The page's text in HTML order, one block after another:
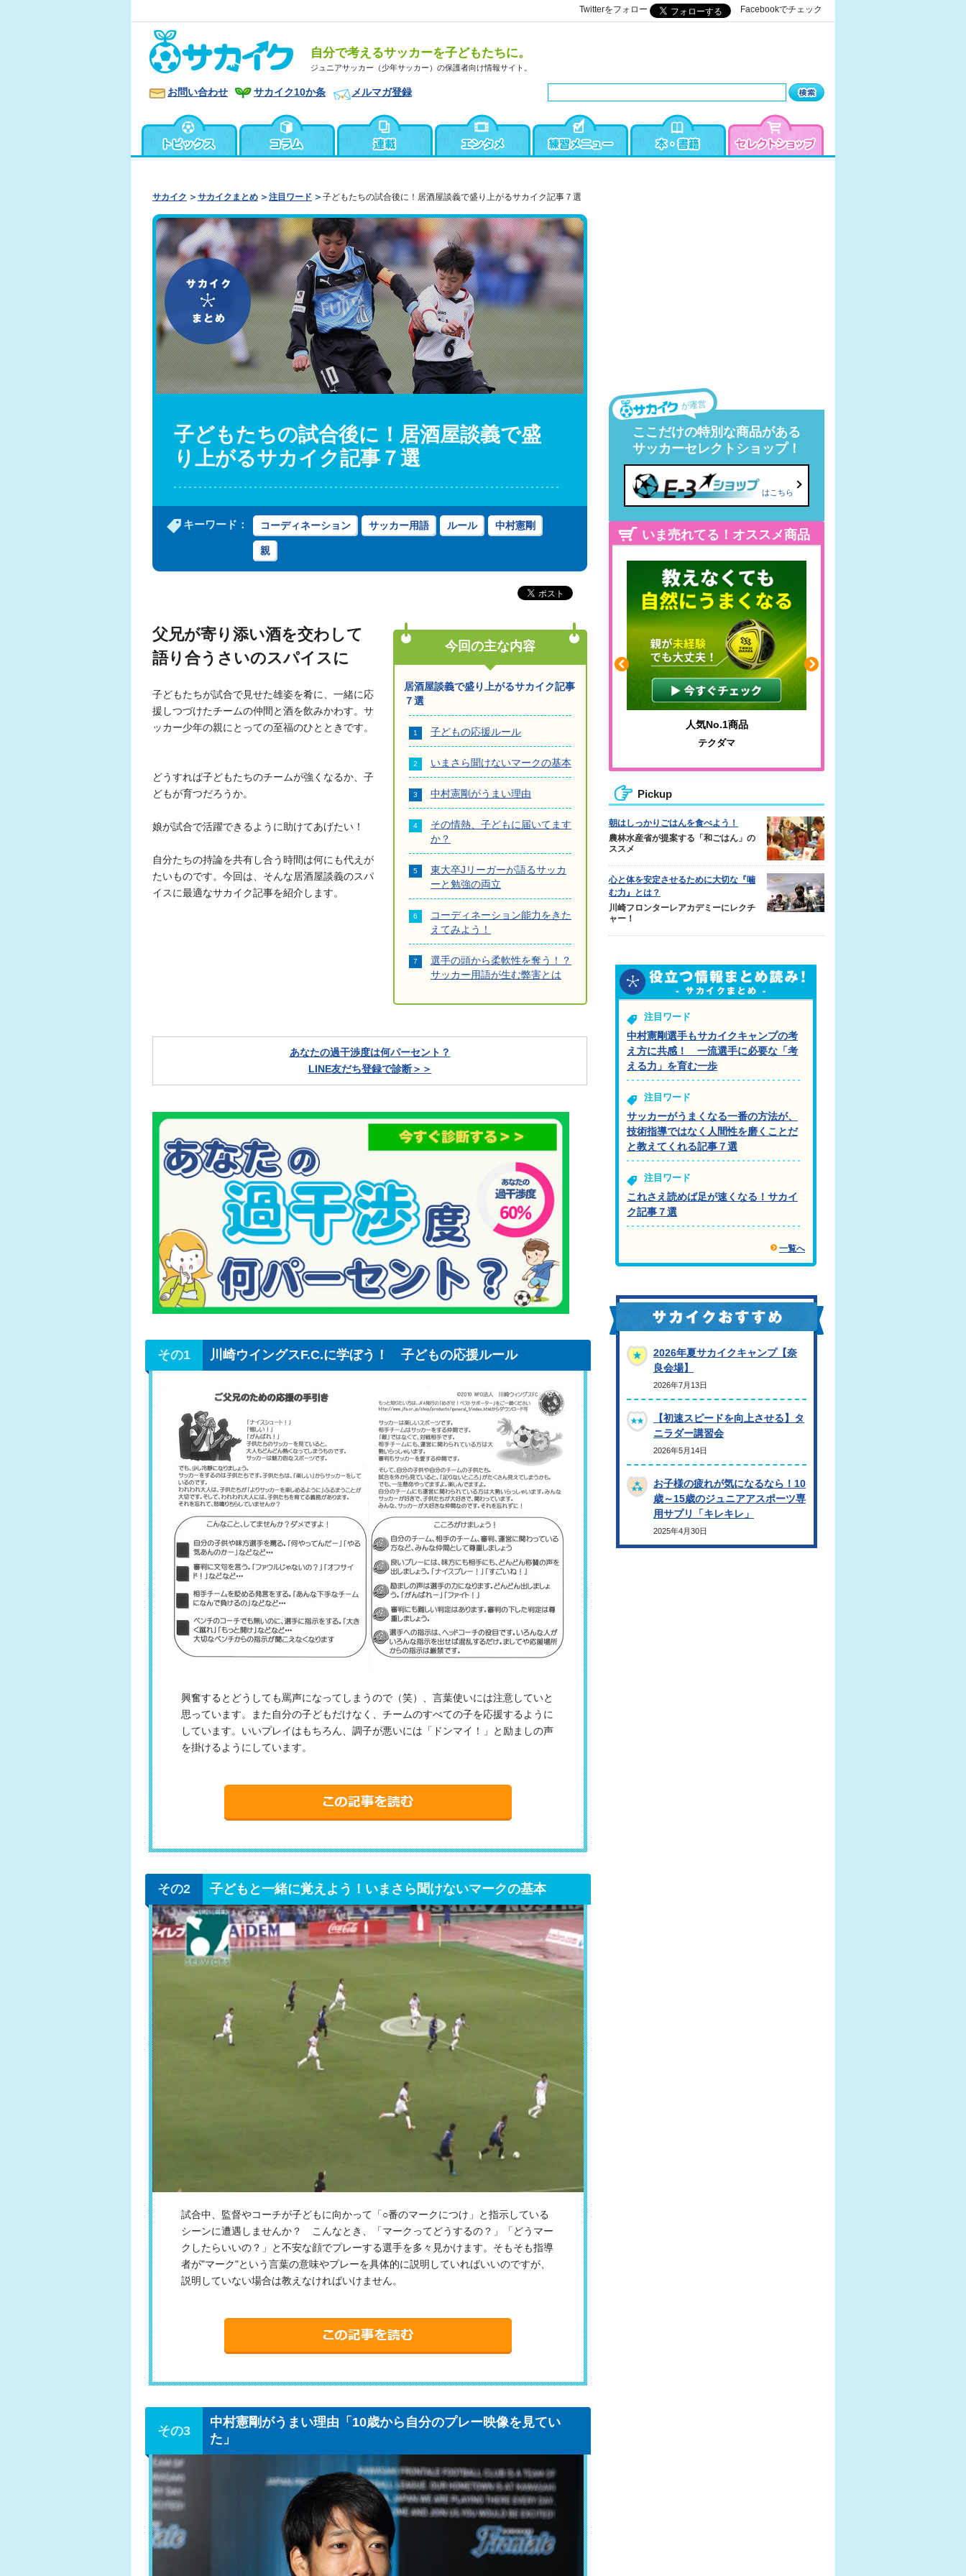
Twitterをフォロー Facebookでチェック
自分で考えるサッカーを子どもたちに。
ジュニアサッカー（少年サッカー）の保護者向け情報サイト。
お問い合わせ サカイク10か条 メルマガ登録
サカイク サカイクまとめ 注目ワード 子どもたちの試合後に！居酒屋談義で盛り上がるサカイク記事７選
子どもたちの試合後に！居酒屋談義で盛
り上がるサカイク記事７選
キーワード： コーディネーション サッカー用語 ルール 中村憲剛
親
今回の主な内容
居酒屋談義で盛り上がるサカイク記事
７選
子どもの応援ルール
いまさら聞けないマークの基本
中村憲剛がうまい理由
その情熱、子どもに届いてます
か？
東大卒Jリーガーが語るサッカ
ーと勉強の両立
コーディネーション能力をきた
えてみよう！
選手の頭から柔軟性を奪う！？
サッカー用語が生む弊害とは
父兄が寄り添い酒を交わして
語り合うさいのスパイスに
子どもたちが試合で見せた雄姿を肴に、一緒に応
援しつづけたチームの仲間と酒を飲みかわす。サ
ッカー少年の親にとっての至福のひとときです。
どうすれば子どもたちのチームが強くなるか、子
どもが育つだろうか。
娘が試合で活躍できるように助けてあげたい！
自分たちの持論を共有し合う時間は何にも代えが
たいものです。今回は、そんな居酒屋談義のスパ
イスに最適なサカイク記事を紹介します。
あなたの過干渉度は何パーセント？
LINE友だち登録で診断＞＞
川崎ウイングスF.C.に学ぼう！ 子どもの応援ルール
興奮するとどうしても罵声になってしまうので（笑）、言葉使いには注意していと
思っています。また自分の子どもだけなく、チームのすべての子を応援するように
しています。いいプレイはもちろん、調子が悪いには「ドンマイ！」と励ましの声
を掛けるようにしています。
子どもと一緒に覚えよう！いまさら聞けないマークの基本
試合中、監督やコーチが子どもに向かって「○番のマークにつけ」と指示している
シーンに遭遇しませんか？ こんなとき、「マークってどうするの？」「どうマー
クしたらいいの？」と不安な顔でプレーする選手を多々見かけます。そもそも指導
者が"マーク"という言葉の意味やプレーを具体的に説明していればいいのですが、
説明していない場合は教えなければいけません。
中村憲剛がうまい理由「10歳から自分のプレー映像を見てい
た」
が運営
ここだけの特別な商品がある
サッカーセレクトショップ！
はこちら
いま売れてる！オススメ商品
ふくらはぎの張りや疲れに
ジュニアレッグリカバリー
わかりやすい質問に沿って書ける
Pickup
朝はしっかりごはんを食べよう！
農林水産省が提案する「和ごはん」の
ススメ
心と体を安定させるために大切な『噛
む力』とは？
川崎フロンターレアカデミーにレクチ
ャー！
注目ワード
中村憲剛選手もサカイクキャンプの考
え方に共感！ 一流選手に必要な「考
える力」を育む一歩
注目ワード
サッカーがうまくなる一番の方法が、
技術指導ではなく人間性を磨くことだ
と教えてくれる記事７選
注目ワード
これさえ読めば足が速くなる！サカイ
ク記事７選
一覧へ
2026年夏サカイクキャンプ【奈
良会場】
2026年7月13日
【初速スピードを向上させる】タ
ニラダー講習会
2026年5月14日
お子様の疲れが気になるなら！10
歳～15歳のジュニアアスポーツ専
用サプリ「キレキレ」
2025年4月30日